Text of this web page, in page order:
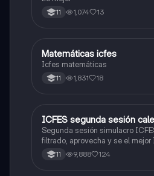
11 1,074 13
ICFES: Matemáticas
Matemáticas icfes
Icfes matemáticas
11 1,831 18
ICFES: Lectura Crítica
ICFES segunda sesión
Segunda sesión simulacro
filtrado, aprovecha y se el mejor
poder ingresar a universidad, y
carrera con la que tanto sueñas.
11 9,888 124